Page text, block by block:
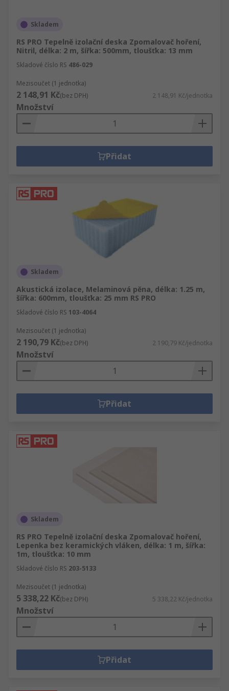
Skladem
RS PRO Tepelně izolační deska Zpomalovač hoření,
Nitril, délka: 2 m, šířka: 500mm, tloušťka: 13 mm
Skladové číslo RS 486-029
Mezisoučet (1 jednotka)
2 148,91 Kč(bez DPH) 2 148,91 Kč/jednotka
Množství
Přidat
Skladem
Akustická izolace, Melaminová pěna, délka: 1.25 m,
šířka: 600mm, tloušťka: 25 mm RS PRO
Skladové číslo RS 103-4064
Mezisoučet (1 jednotka)
2 190,79 Kč(bez DPH) 2 190,79 Kč/jednotka
Množství
Přidat
Skladem
RS PRO Tepelně izolační deska Zpomalovač hoření,
Lepenka bez keramických vláken, délka: 1 m, šířka:
1m, tloušťka: 10 mm
Skladové číslo RS 203-5133
Mezisoučet (1 jednotka)
5 338,22 Kč(bez DPH) 5 338,22 Kč/jednotka
Množství
Přidat